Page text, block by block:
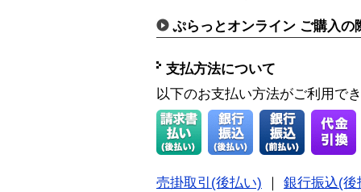
ぷらっとオンライン ご購入の
支払方法について
以下のお支払い方法がご利用で
売掛取引(後払い)
銀行振込(後